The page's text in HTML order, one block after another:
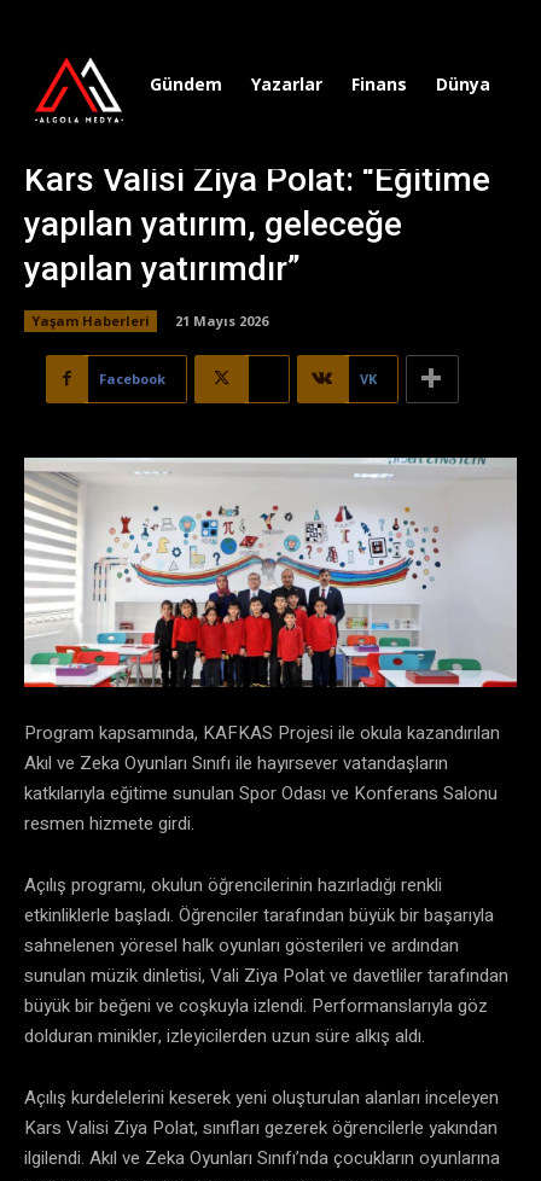
Gündem Yazarlar Finans Dünya
Kars Valisi Ziya Polat: “Eğitime
yapılan yatırım, geleceğe
yapılan yatırımdır”
Yaşam Haberleri 21 Mayıs 2026
Facebook VK
​Program kapsamında, KAFKAS Projesi ile okula kazandırılan
Akıl ve Zeka Oyunları Sınıfı ile hayırsever vatandaşların
katkılarıyla eğitime sunulan Spor Odası ve Konferans Salonu
resmen hizmete girdi.
​Açılış programı, okulun öğrencilerinin hazırladığı renkli
etkinliklerle başladı. Öğrenciler tarafından büyük bir başarıyla
sahnelenen yöresel halk oyunları gösterileri ve ardından
sunulan müzik dinletisi, Vali Ziya Polat ve davetliler tarafından
büyük bir beğeni ve coşkuyla izlendi. Performanslarıyla göz
dolduran minikler, izleyicilerden uzun süre alkış aldı.
​Açılış kurdelelerini keserek yeni oluşturulan alanları inceleyen
Kars Valisi Ziya Polat, sınıfları gezerek öğrencilerle yakından
ilgilendi. Akıl ve Zeka Oyunları Sınıfı’nda çocukların oyunlarına